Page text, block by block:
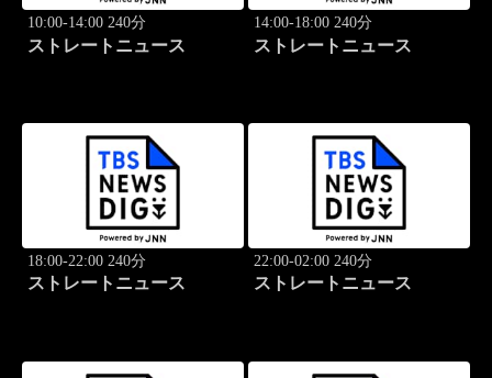
10:00-14:00 240分
ストレートニュース
14:00-18:00 240分
ストレートニュース
18:00-22:00 240分
ストレートニュース
22:00-02:00 240分
ストレートニュース